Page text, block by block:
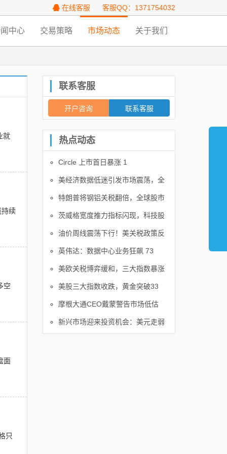
在线客服 客服QQ：1371754032
中心 交易策略 市场动态 关于我们
就
持续
空
面
只
联系客服
开户咨询 联系客服
热点动态
Circle 上市首日暴涨 1
美经济数据低迷引发市场震荡，全
特朗普将钢铝关税翻倍，全球股市
茨威格宽度推力指标闪现，科技股
油价周线震荡下行！美关税政策反
英伟达：数据中心业务狂飙 73
美欧关税博弈缓和，三大指数暴涨
美股三大指数收跌，黄金突破33
摩根大通CEO戴蒙警告市场低估
新兴市场迎来投资机会：美元走弱